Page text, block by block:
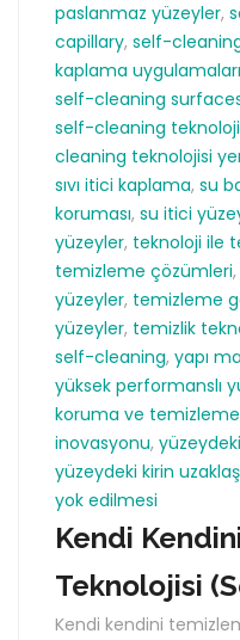
paslanmaz yüzeyler,
capillary, self-
kaplama uygulamaları
self-cleaning
self-cleaning
cleaning teknolojisi
sıvı itici kaplama, su
koruması, su itici
yüzeyler, teknoloji ile
temizleme çözümleri,
yüzeyler, temizleme
yüzeyler, temizlik
self-cleaning, yapı
yüksek performanslı
koruma ve temizleme
inovasyonu,
yüzeydeki kirin
yok edilmesi
Kendi
Teknolojisi
Kendi kendini